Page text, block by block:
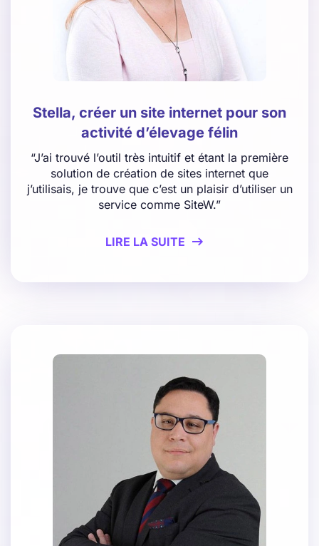
Stella, créer un site internet pour son
activité d’élevage félin
“J’ai trouvé l’outil très intuitif et étant la première
solution de création de sites internet que
j’utilisais, je trouve que c’est un plaisir d’utiliser un
service comme SiteW.”
LIRE LA SUITE 